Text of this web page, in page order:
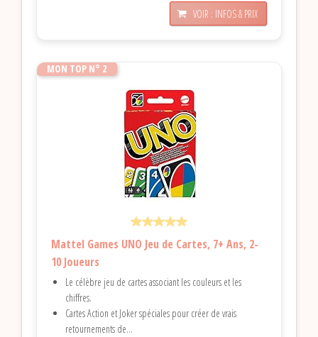
VOIR : INFOS & PRIX
MON TOP N° 2
Mattel Games UNO Jeu de Cartes, 7+ Ans, 2-
10 Joueurs
Le célèbre jeu de cartes associant les couleurs et les
chiffres.
Cartes Action et Joker spéciales pour créer de vrais
retournements de...